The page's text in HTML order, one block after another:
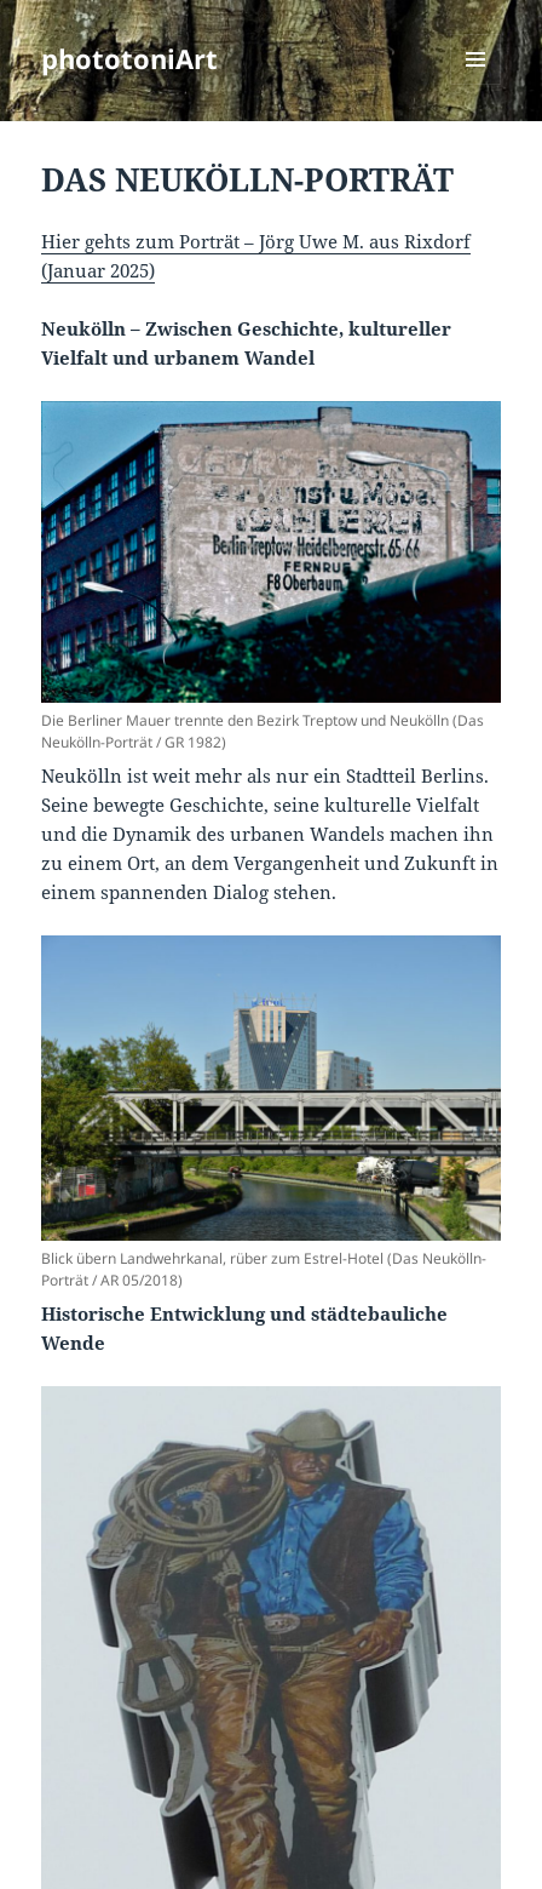
phototoniArt
MENÜ
UND
DAS NEUKÖLLN-PORTRÄT
Hier gehts zum Porträt – Jörg Uwe M. aus Rixdorf
(Januar 2025)
Neukölln – Zwischen Geschichte, kultureller
Vielfalt und urbanem Wandel
Die Berliner Mauer trennte den Bezirk Treptow und Neukölln (Das
Neukölln-Porträt / GR 1982)
Neukölln ist weit mehr als nur ein Stadtteil Berlins.
Seine bewegte Geschichte, seine kulturelle Vielfalt
und die Dynamik des urbanen Wandels machen ihn
zu einem Ort, an dem Vergangenheit und Zukunft in
einem spannenden Dialog stehen.
Blick übern Landwehrkanal, rüber zum Estrel-Hotel (Das Neukölln-
Porträt / AR 05/2018)
Historische Entwicklung und städtebauliche
Wende